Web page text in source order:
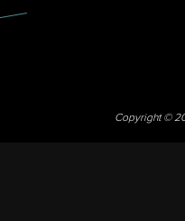
Copyright ©